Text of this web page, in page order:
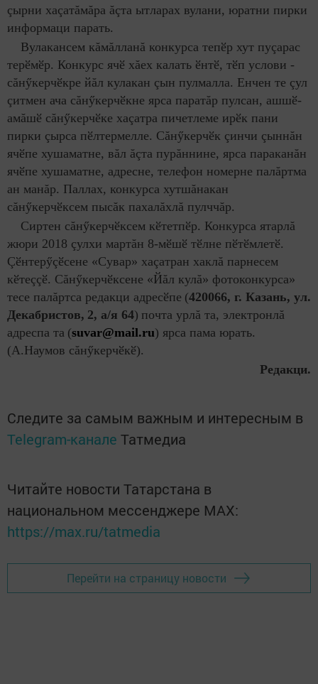
çырни хаçатăмăра ăçта ытларах вулани, юратни пирки
информаци парать.
Вулакансем кăмăлланă конкурса тепӗр хут пуçарас
терӗмӗр. Конкурс ячӗ хăех калать ӗнтӗ, тӗп услови -
сăнӳкерчӗкре йăл кулакан çын пулмалла. Енчен те çул
çитмен ача сăнӳкерчӗкне ярса паратăр пулсан, ашшӗ-
амăшӗ сăнӳкерчӗке хаçатра пичетлеме ирӗк пани
пирки çырса пӗлтермелле. Сăнӳкерчӗк çинчи çыннăн
ячӗпе хушаматне, вăл ăçта пурăннине, ярса параканăн
ячӗпе хушаматне, адресне, телефон номерне палăртма
ан манăр. Паллах, конкурса хутшăнакан
сăнӳкерчӗксем пысăк пахалăхлă пулччăр.
Сиртен сăнӳкерчӗксем кӗтетпӗр. Конкурса ятарлă
жюри 2018 çулхи мартăн 8-мӗшӗ тӗлне пӗтӗмлетӗ.
Çӗнтерӳçӗсене «Сувар» хаçатран хаклă парнесем
кӗтеççӗ. Сăнӳкерчӗксене «Йăл кулă» фотоконкурса»
тесе палăртса редакци адресӗпе (420066, г. Казань, ул.
Декабристов, 2, а/я 64) почта урлă та, электронлă
адреспа та (suvar@mail.ru) ярса пама юрать.
(А.Наумов сăнӳкерчӗкӗ).
Редакци.
Следите за самым важным и интересным в
Telegram-канале Татмедиа
Читайте новости Татарстана в
национальном мессенджере MАХ:
https://max.ru/tatmedia
Перейти на страницу новости